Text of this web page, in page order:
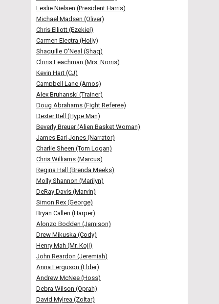
Leslie Nielsen (President Harris)
Michael Madsen (Oliver)
Chris Elliott (Ezekiel)
Carmen Electra (Holly)
Shaquille O'Neal (Shaq)
Cloris Leachman (Mrs. Norris)
Kevin Hart (CJ)
Campbell Lane (Amos)
Alex Bruhanski (Trainer)
Doug Abrahams (Fight Referee)
Dexter Bell (Hype Man)
Beverly Breuer (Alien Basket Woman)
James Earl Jones (Narrator)
Charlie Sheen (Tom Logan)
Chris Williams (Marcus)
Regina Hall (Brenda Meeks)
Molly Shannon (Marilyn)
DeRay Davis (Marvin)
Simon Rex (George)
Bryan Callen (Harper)
Alonzo Bodden (Jamison)
Drew Mikuska (Cody)
Henry Mah (Mr. Koji)
John Reardon (Jeremiah)
Anna Ferguson (Elder)
Andrew McNee (Hoss)
Debra Wilson (Oprah)
David Mylrea (Zoltar)